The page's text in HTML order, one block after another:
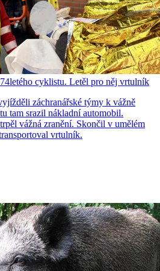
cyklistu. Letěl pro něj vrtulník
záchranářské týmy k vážně
tam srazil nákladní automobil.
vážná zranění. Skončil v umělém
vrtulník.